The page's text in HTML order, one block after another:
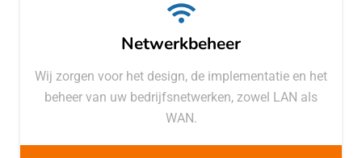
Netwerkbeheer
Wij zorgen voor het design, de implementatie en het
beheer van uw bedrijfsnetwerken, zowel LAN als
WAN.